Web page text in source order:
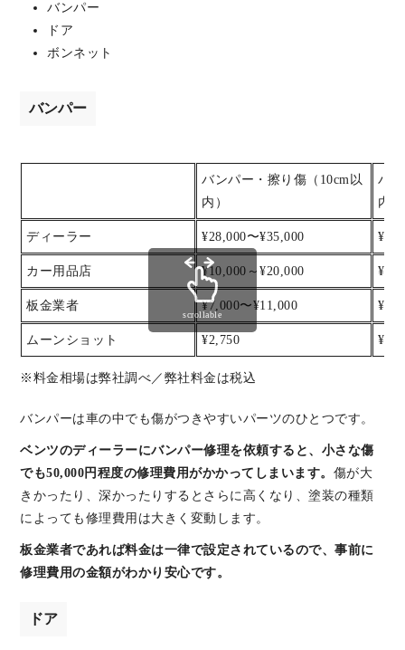
バンパー
ドア
ボンネット
バンパー
バンパー・擦り傷（10cm以
内）
バ
内）
ディーラー ¥28,000〜¥35,000
カー用品店 ¥10,000～¥20,000
板金業者 ¥7,000〜¥11,000
ムーンショット ¥2,750
※料金相場は弊社調べ／弊社料金は税込
scrollable
バンパーは車の中でも傷がつきやすいパーツのひとつです。
ベンツのディーラーにバンパー修理を依頼すると、小さな傷
でも50,000円程度の修理費用がかかってしまいます。 傷が大
きかったり、深かったりするとさらに高くなり、塗装の種類
によっても修理費用は大きく変動します。
板金業者であれば料金は一律で設定されているので、事前に
修理費用の金額がわかり安心です。
ドア